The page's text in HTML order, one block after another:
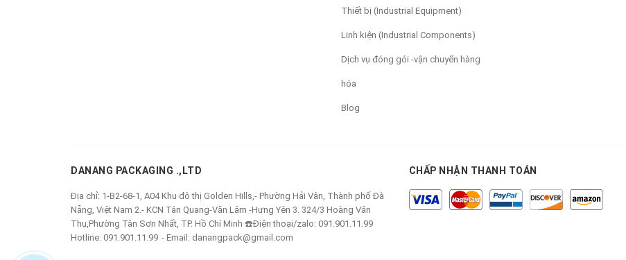
Thiết bị (Industrial Equipment)
Linh kiện (Industrial Components)
Dịch vụ đóng gói -vận chuyển hàng
hóa
Blog
DANANG PACKAGING .,LTD
Địa chỉ: 1-B2-68-1, A04 Khu đô thị Golden Hills,- Phường Hải Vân, Thành phố Đà
Nẵng, Việt Nam 2.- KCN Tân Quang-Văn Lâm -Hưng Yên 3. 324/3 Hoàng Văn
Thụ,Phường Tân Sơn Nhất, TP. Hồ Chí Minh ☎️Điện thoại/zalo: 091.901.11.99
Hotline: 091.901.11.99 Email: danangpack@gmail.com
CHẤP NHẬN THANH TOÁN